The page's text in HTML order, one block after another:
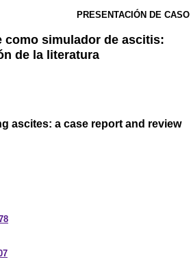
PRESENTACIÓN DE CASO
como simulador de ascitis:
de la literatura
ascites: a case report and review